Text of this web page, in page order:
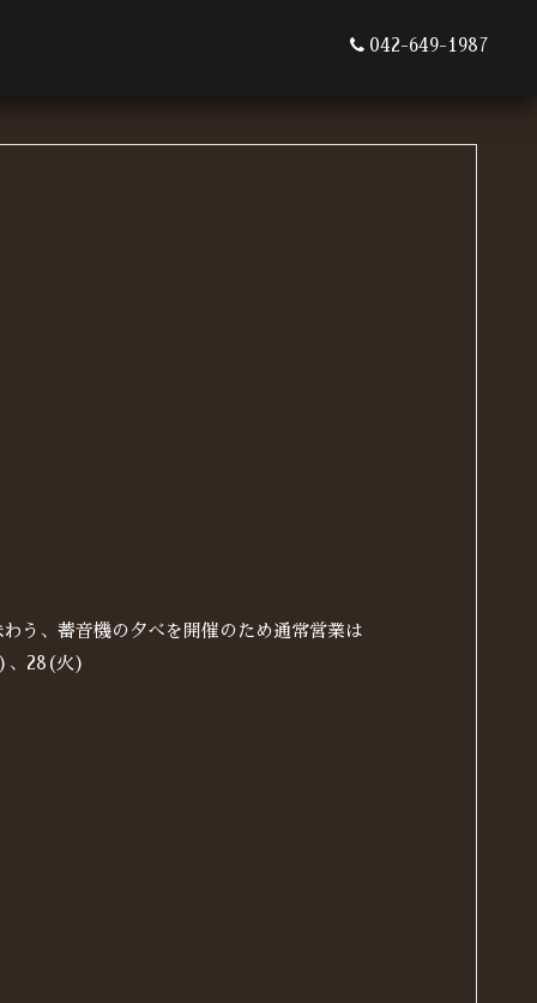
042-649-1987
、蓄音機の夕べを開催のため通常営業は
)、28(火)